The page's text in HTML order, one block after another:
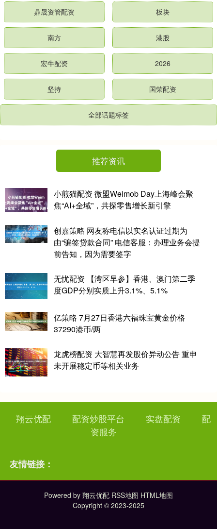
鼎晟资管配资 板块
南方 港股
宏牛配资 2026
坚持 国荣配资
全部话题标签
推荐资讯
小煎猫配资 微盟Weimob Day上海峰会聚
焦“AI+全域”，共探零售增长新引擎
创嘉策略 网友称电信以实名认证过期为
由“骗签贷款合同” 电信客服：办理业务会提
前告知，因为需要签字
无忧配资 【湾区早参】香港、澳门第二季
度GDP分别实质上升3.1%、5.1%
亿策略 7月27日香港六福珠宝黄金价格
37290港币/两
龙虎榜配资 大智慧再发股价异动公告 重申
未开展稳定币等相关业务
翔云优配 配资炒股平台 实盘配资
配
资服务
友情链接：
Powered by 翔云优配 RSS地图 HTML地图
Copyright © 2023-2025